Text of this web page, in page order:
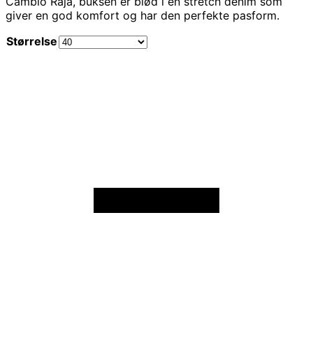
giver en god komfort og har den perfekte pasform.
Størrelse